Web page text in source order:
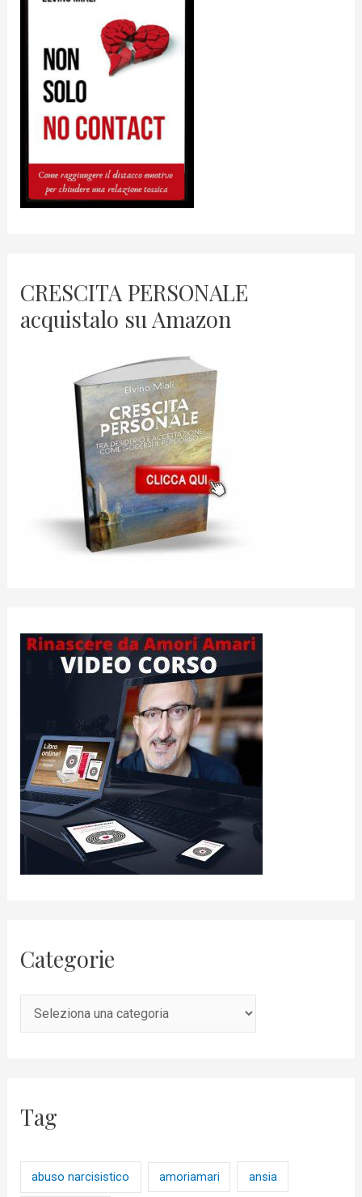
CRESCITA PERSONALE
acquistalo su Amazon
Categorie
Tag
abuso narcisistico amoriamari ansia